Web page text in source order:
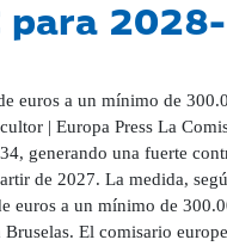
para
euros a un mínimo de
| Europa Press La
generando una fuerte
de 2027. La medida,
euros a un mínimo de
El comisario